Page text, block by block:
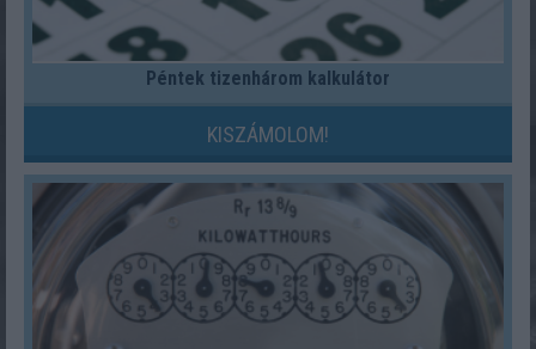
Péntek tizenhárom kalkulátor
KISZÁMOLOM!